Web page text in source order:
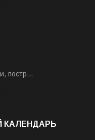
постр…
КАЛЕНДАРЬ